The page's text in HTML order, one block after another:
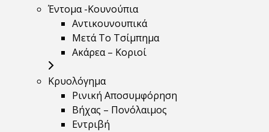
Έντομα -Κουνούπια
Αντικουνουπικά
Μετά Το Τσίμπημα
Ακάρεα – Κοριοί
Κρυολόγημα
Ρινική Αποσυμφόρηση
Βήχας – Πονόλαιμος
Εντριβή